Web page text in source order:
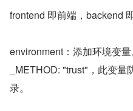
frontend 即前端，backend
environment：添加环境变
_METHOD: "trust"，此变
录。